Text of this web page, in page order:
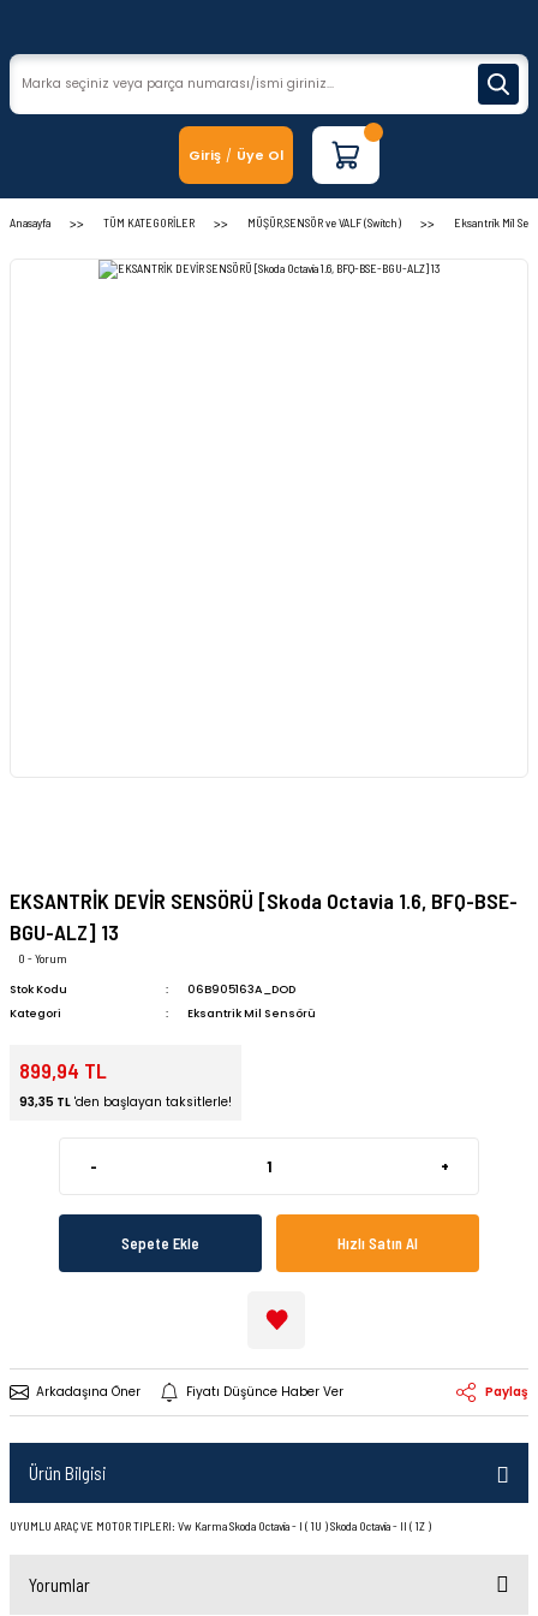
Giriş / Üye Ol
Anasayfa TÜM KATEGORİLER MÜŞÜR,SENSÖR ve VALF (Switch) Eksantrik Mil
EKSANTRİK DEVİR SENSÖRÜ [Skoda Octavia 1.6, BFQ-BSE-
BGU-ALZ] 13
0 - Yorum
Stok Kodu
06B905163A_DOD
Kategori
Eksantrik Mil Sensörü
899,94 TL
93,35 TL 'den başlayan taksitlerle!
- +
Sepete Ekle Hızlı Satın Al
Arkadaşına Öner Fiyatı Düşünce Haber Ver Paylaş
Ürün Bilgisi
UYUMLU ARAÇ VE MOTOR TIPLERI: Vw Karma Skoda Octavia - I ( 1U ) Skoda Octavia - II ( 1Z )
Yorumlar